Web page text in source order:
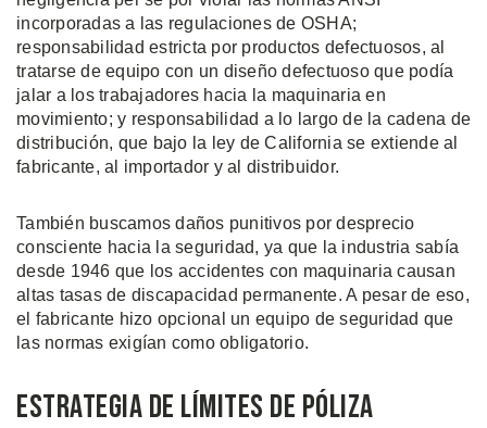
incorporadas a las regulaciones de OSHA;
responsabilidad estricta por productos defectuosos, al
tratarse de equipo con un diseño defectuoso que podía
jalar a los trabajadores hacia la maquinaria en
movimiento; y responsabilidad a lo largo de la cadena de
distribución, que bajo la ley de California se extiende al
fabricante, al importador y al distribuidor.
También buscamos daños punitivos por desprecio
consciente hacia la seguridad, ya que la industria sabía
desde 1946 que los accidentes con maquinaria causan
altas tasas de discapacidad permanente. A pesar de eso,
el fabricante hizo opcional un equipo de seguridad que
las normas exigían como obligatorio.
Estrategia de Límites de Póliza